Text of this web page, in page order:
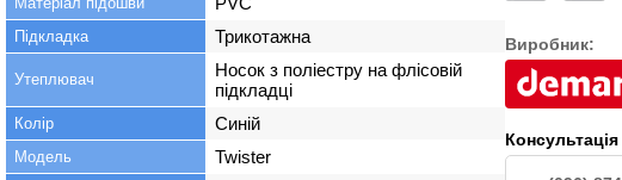
Підкладка Трикотажна
Утеплювач
Носок з поліестру на флісовій
підкладці
Колір Синій
Модель Twister
Виробник: